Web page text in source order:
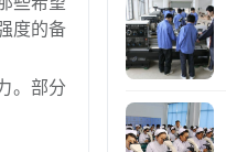
度的备
。部分